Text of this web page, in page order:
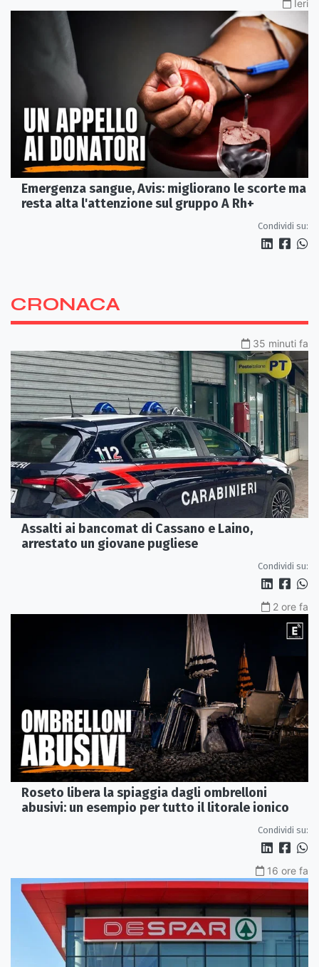
Ieri
Emergenza sangue, Avis: migliorano le scorte ma
resta alta l'attenzione sul gruppo A Rh+
Condividi su:
CRONACA
35 minuti fa
Assalti ai bancomat di Cassano e Laino,
arrestato un giovane pugliese
Condividi su:
2 ore fa
Roseto libera la spiaggia dagli ombrelloni
abusivi: un esempio per tutto il litorale ionico
Condividi su:
16 ore fa